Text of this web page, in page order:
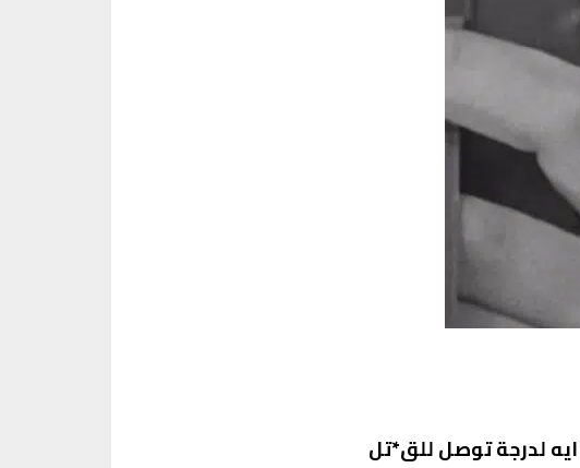
لدرجة توصل للق*تل